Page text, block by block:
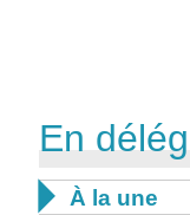
En
 À la une